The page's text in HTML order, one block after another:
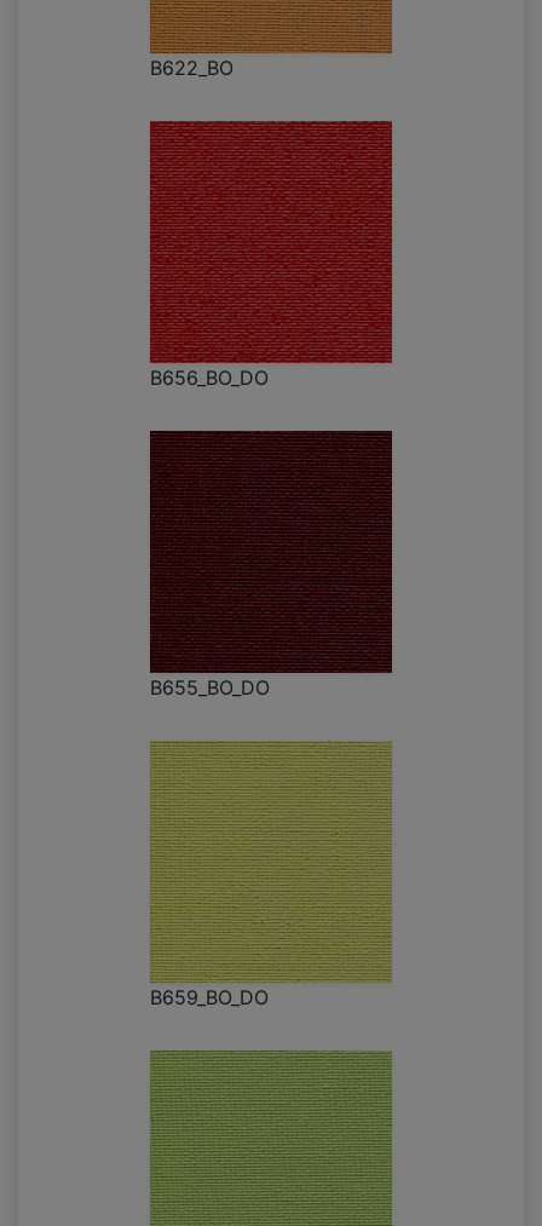
B622_BO
B656_BO_DO
B655_BO_DO
B659_BO_DO